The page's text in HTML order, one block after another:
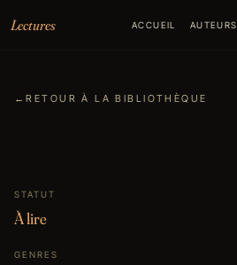
Lectures
ACCUEIL AUTEURS
←RETOUR À LA BIBLIOTHÈQUE
STATUT
À lire
GENRES